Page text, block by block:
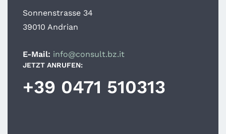
Sonnenstrasse 34
39010 Andrian
E-Mail: info@consult.bz.it
JETZT ANRUFEN:
+39 0471 510313